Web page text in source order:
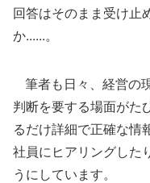
回答はそのまま受け止
か......。
筆者も日々、経営の
判断を要する場面がた
るだけ詳細で正確な情
社員にヒアリングした
うにしています。